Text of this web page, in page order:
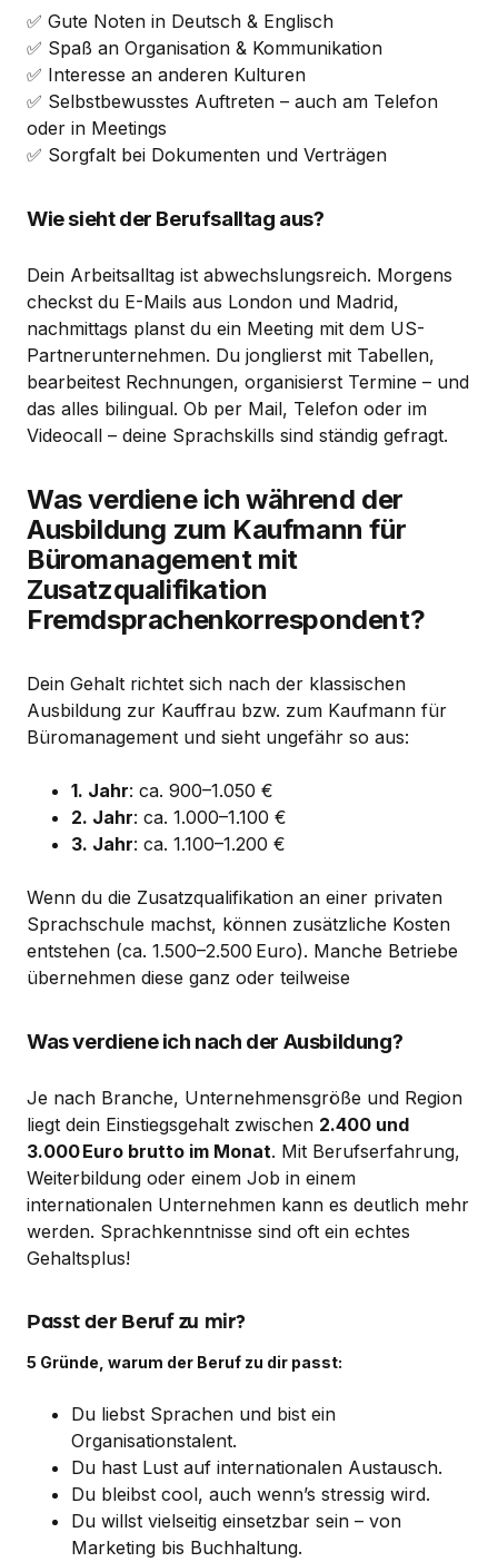
✅ Gute Noten in Deutsch & Englisch
✅ Spaß an Organisation & Kommunikation
✅ Interesse an anderen Kulturen
✅ Selbstbewusstes Auftreten – auch am Telefon
oder in Meetings
✅ Sorgfalt bei Dokumenten und Verträgen
Wie sieht der Berufsalltag aus?
Dein Arbeitsalltag ist abwechslungsreich. Morgens
checkst du E-Mails aus London und Madrid,
nachmittags planst du ein Meeting mit dem US-
Partnerunternehmen. Du jonglierst mit Tabellen,
bearbeitest Rechnungen, organisierst Termine – und
das alles bilingual. Ob per Mail, Telefon oder im
Videocall – deine Sprachskills sind ständig gefragt.
Was verdiene ich während der
Ausbildung zum Kaufmann für
Büromanagement mit
Zusatzqualifikation
Fremdsprachenkorrespondent?
Dein Gehalt richtet sich nach der klassischen
Ausbildung zur Kauffrau bzw. zum Kaufmann für
Büromanagement und sieht ungefähr so aus:
1. Jahr: ca. 900–1.050 €
2. Jahr: ca. 1.000–1.100 €
3. Jahr: ca. 1.100–1.200 €
Wenn du die Zusatzqualifikation an einer privaten
Sprachschule machst, können zusätzliche Kosten
entstehen (ca. 1.500–2.500 Euro). Manche Betriebe
übernehmen diese ganz oder teilweise
Was verdiene ich nach der Ausbildung?
Je nach Branche, Unternehmensgröße und Region
liegt dein Einstiegsgehalt zwischen 2.400 und
3.000 Euro brutto im Monat. Mit Berufserfahrung,
Weiterbildung oder einem Job in einem
internationalen Unternehmen kann es deutlich mehr
werden. Sprachkenntnisse sind oft ein echtes
Gehaltsplus!
Passt der Beruf zu mir?
5 Gründe, warum der Beruf zu dir passt:
Du liebst Sprachen und bist ein
Organisationstalent.
Du hast Lust auf internationalen Austausch.
Du bleibst cool, auch wenn’s stressig wird.
Du willst vielseitig einsetzbar sein – von
Marketing bis Buchhaltung.